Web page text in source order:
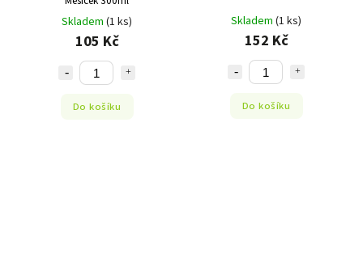
Skladem (1 ks)
105 Kč
Do košíku
Skladem (1 ks)
152 Kč
Do košíku